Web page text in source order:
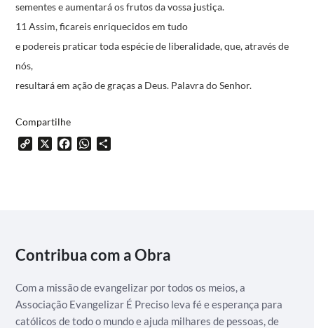
sementese aumentará os frutos da vossa justiça.
11 Assim, ficareis enriquecidos em tudo
e podereis praticar toda espécie de liberalidade,que, através de
nós,
resultará em ação de graças a Deus. Palavra do Senhor.
Compartilhe
Copy X FacebookWhatsApp
Contribua com a Obra
Com a missão de evangelizar por todos os meios, a
Associação Evangelizar É Preciso leva fé e esperança para
católicos de todo o mundo e ajuda milhares de pessoas, de